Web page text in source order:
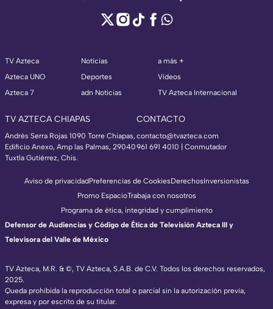
TV Azteca
Azteca UNO
Azteca 7
Noticias
Deportes
adn Noticias
a más +
Videos
TV Azteca Internacional
TV AZTECA CHIAPAS
Andrés Serra Rojas 1090 Torre Chiapas,
Edificio Anexo, Amp las Palmas, 29040
Tuxtla Gutiérrez, Chis.
CONTACTO
contacto@tvazteca.com
961 691 4010 | Conmutador
TV Azteca, M.R. & ©, TV Azteca, S.A.B. de C.V. Todos los derechos reservados,
2025.
Queda prohibida la reproducción total o parcial sin la autorización previa,
expresa y por escrito de su titular.
Aviso de privacidadPreferencias de CookiesDerechosInversionistas
Promo EspacioTrabaja con nosotros
Programa de ética, integridad y cumplimiento
Defensor de Audiencias y Código de Ética de Televisión Azteca III y
Televisora del Valle de México